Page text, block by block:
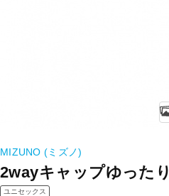
MIZUNO (ミズノ)
2wayキャップゆったり
ユニセックス